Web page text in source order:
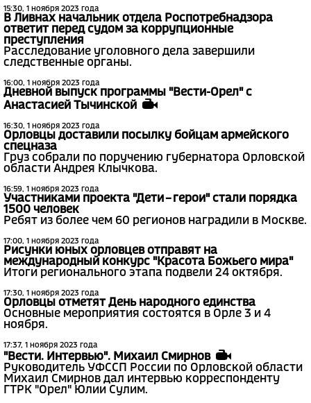
15:30, 1 ноября 2023 года
В Ливнах начальник отдела Роспотребнадзора
ответит перед судом за коррупционные
преступления
Расследование уголовного дела завершили
следственные органы.
16:00, 1 ноября 2023 года
Дневной выпуск программы "Вести-Орел" с
Анастасией Тычинской
16:30, 1 ноября 2023 года
Орловцы доставили посылку бойцам армейского
спецназа
Груз собрали по поручению губернатора Орловской
области Андрея Клычкова.
16:59, 1 ноября 2023 года
Участниками проекта "Дети – герои" стали порядка
1500 человек
Ребят из более чем 60 регионов наградили в Москве.
17:00, 1 ноября 2023 года
Рисунки юных орловцев отправят на
международный конкурс "Красота Божьего мира"
Итоги регионального этапа подвели 24 октября.
17:30, 1 ноября 2023 года
Орловцы отметят День народного единства
Основные мероприятия состоятся в Орле 3 и 4
ноября.
17:37, 1 ноября 2023 года
"Вести. Интервью". Михаил Смирнов
Руководитель УФССП России по Орловской области
Михаил Смирнов дал интервью корреспонденту
ГТРК "Орел" Юлии Сулим.